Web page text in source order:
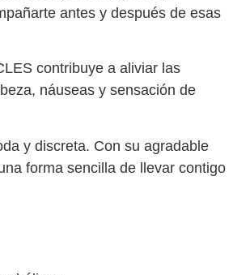
antes y después de esas
contribuye a aliviar las
náuseas y sensación de
y discreta. Con su agradable
forma sencilla de llevar contigo